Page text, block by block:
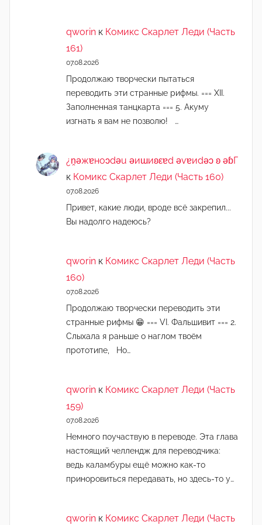
qworin к Комикс Скарлет Леди (Часть
161)
07.08.2026
Продолжаю творчески пытаться
переводить эти странные рифмы. === XII.
Заполненная танцкарта === 5. Акуму
изгнать я вам не позволю! …
¿n̯ǝжɐноɔdǝu ǝиɯиʚεɐd ǝvɐиdǝɔ ʚ ǝɓГ
к Комикс Скарлет Леди (Часть 160)
07.08.2026
Привет, какие люди, вроде всё закрепил...
Вы надолго надеюсь?
qworin к Комикс Скарлет Леди (Часть
160)
07.08.2026
Продолжаю творчески переводить эти
странные рифмы 😁 === VI. Фальшивит === 2.
Слыхала я раньше о наглом твоём
прототипе, Но…
qworin к Комикс Скарлет Леди (Часть
159)
07.08.2026
Немного поучаствую в переводе. Эта глава
настоящий челлендж для переводчика:
ведь каламбуры ещё можно как-то
приноровиться передавать, но здесь-то у…
qworin к Комикс Скарлет Леди (Часть